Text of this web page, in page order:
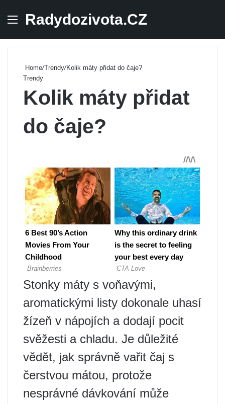
Menu
Radydozivota.CZ
Home/Trendy/Kolik máty přidat do čaje?
Trendy
Kolik máty přidat
do čaje?
Stonky máty s voňavými,
aromatickými listy dokonale uhasí
žízeň v nápojích a dodají pocit
svěžesti a chladu. Je důležité
vědět, jak správně vařit čaj s
čerstvou mátou, protože
nesprávné dávkování může